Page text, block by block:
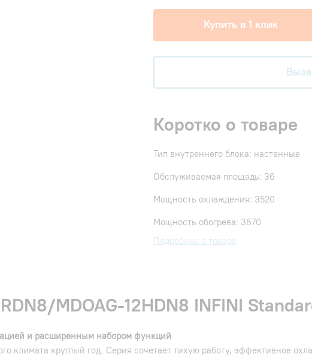
Купить в 1 клик
Коротко о товаре
Тип внутреннего блока: настенные
Обслуживаемая площадь: 36
Мощность охлаждения: 3520
Мощность обогрева: 3670
Подробнее о товаре
MDOAG-12HDN8 INFINI
и расширенным набором функций
климата круглый год. Серия сочетает тихую работу, эффективное